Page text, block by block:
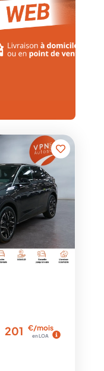
201 €/mois
en LOA